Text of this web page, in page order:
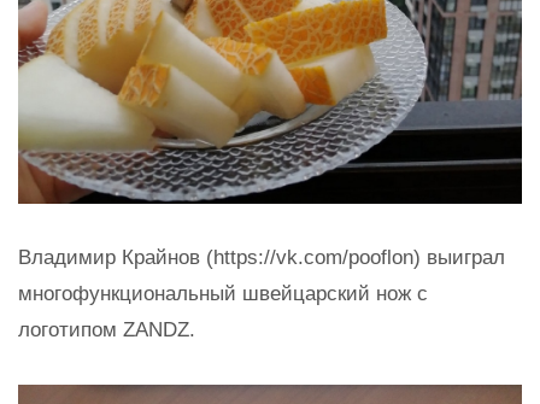
Владимир Крайнов (https://vk.com/pooflon) выиграл
многофункциональный швейцарский нож с
логотипом ZANDZ.